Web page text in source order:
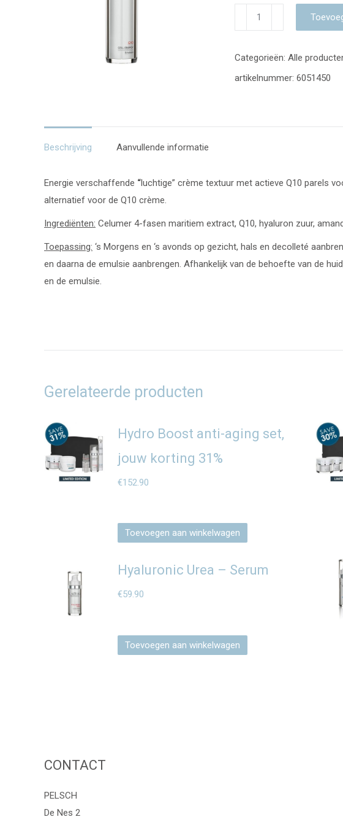
Cell
-
Cream
Categorieën: Alle
artikelnummer: 6051450
Beschrijving Aanvullende informatie
Energie verschaffende “luchtige” crème textuur met actieve Q10 parels
alternatief voor de Q10 crème.
Ingrediënten: Celumer 4-fasen maritiem extract, Q10, hyaluron zuur,
Toepassing: ‘s Morgens en ‘s avonds op gezicht, hals en decolleté
en daarna de emulsie aanbrengen. Afhankelijk van de behoefte van de
en de emulsie.
Gerelateerde producten
Hydro Boost anti-aging set,
jouw korting 31%
€152.90
Toevoegen aan winkelwagen
Hyaluronic Urea – Serum
€59.90
Toevoegen aan winkelwagen
CONTACT
PELSCH
De Nes 2